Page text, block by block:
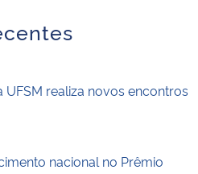
realiza novos encontros
nacional no Prêmio